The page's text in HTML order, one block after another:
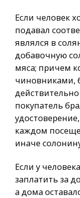
Если человек
подавал
являлся в
добавочную
мяса; причем
чиновниками,
покупатель
каждом
иначе
Если у
заплатить за
а дома